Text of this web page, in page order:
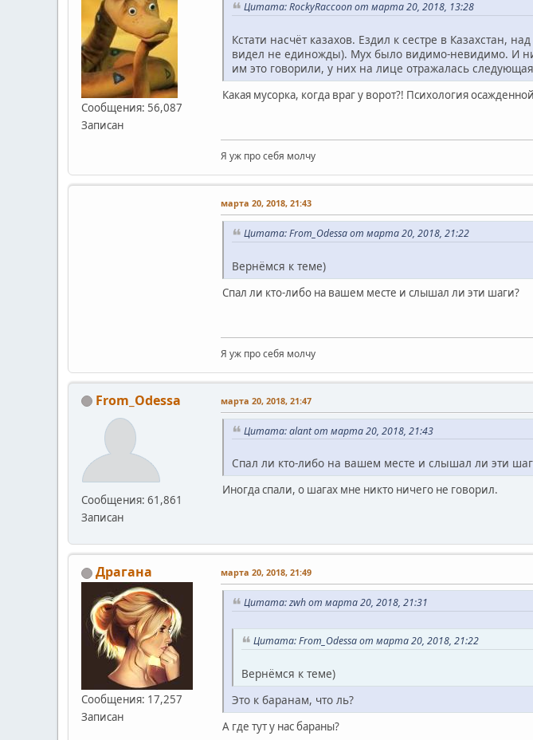
Сообщения: 56,087
Записан
Цитата: RockyRaccoon от марта 20, 2018, 13:28
Кстати насчёт казахов. Ездил к сестре в Казахстан,
видел не единожды). Мух было видимо-невидимо. И
им это говорили, у них на лице отражалась
Какая мусорка, когда враг у ворот?! Психология
Я уж про себя молчу
марта 20, 2018, 21:43
Цитата: From_Odessa от марта 20, 2018, 21:22
Вернёмся к теме)
Спал ли кто-либо на вашем месте и слышал ли эти шаги?
Я уж про себя молчу
From_Odessa
Сообщения: 61,861
Записан
марта 20, 2018, 21:47
Цитата: alant от марта 20, 2018, 21:43
Спал ли кто-либо на вашем месте и слышал ли эти
Иногда спали, о шагах мне никто ничего не говорил.
Драгана
Сообщения: 17,257
Записан
марта 20, 2018, 21:49
Цитата: zwh от марта 20, 2018, 21:31
Цитата: From_Odessa от марта 20, 2018, 21:22
Вернёмся к теме)
Это к баранам, что ль?
А где тут у нас бараны?